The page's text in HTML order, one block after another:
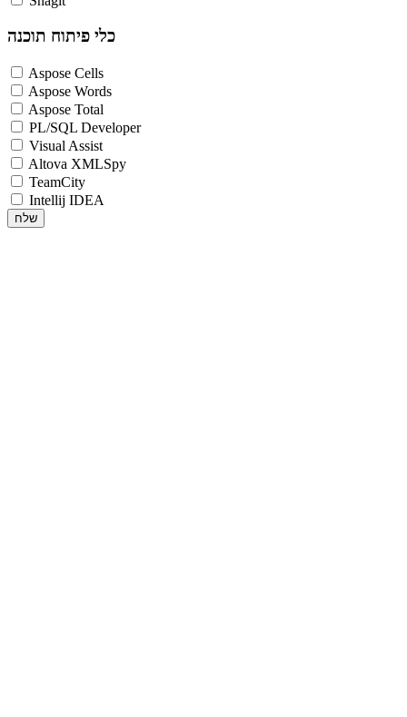
כלי פיתוח תוכנה
Aspose Cells
Aspose Words
Aspose Total
PL/SQL Developer
Visual Assist
Altova XMLSpy
TeamCity
Intellij IDEA